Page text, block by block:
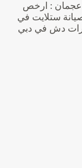
عجمان : ارخص
ستلايت في
دش في دبي